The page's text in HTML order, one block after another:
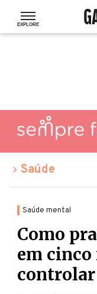
Saúde
Saúde mental
Como
em
controlar